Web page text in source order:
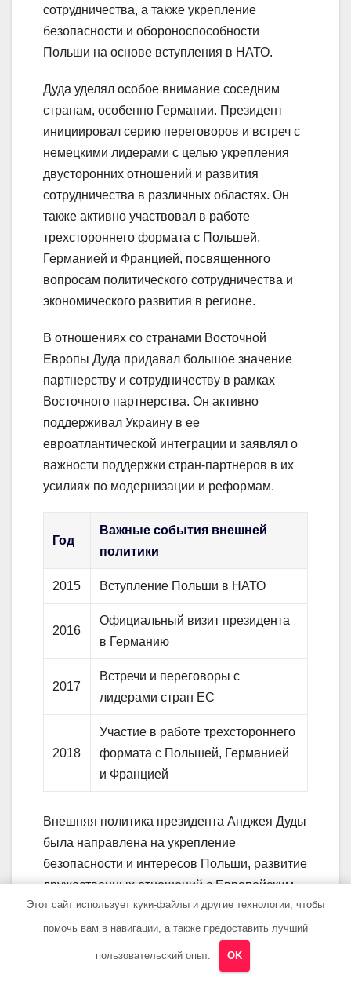
сотрудничества, а также укрепление
безопасности и обороноспособности
Польши на основе вступления в НАТО.
Дуда уделял особое внимание соседним
странам, особенно Германии. Президент
инициировал серию переговоров и встреч с
немецкими лидерами с целью укрепления
двусторонних отношений и развития
сотрудничества в различных областях. Он
также активно участвовал в работе
трехстороннего формата с Польшей,
Германией и Францией, посвященного
вопросам политического сотрудничества и
экономического развития в регионе.
В отношениях со странами Восточной
Европы Дуда придавал большое значение
партнерству и сотрудничеству в рамках
Восточного партнерства. Он активно
поддерживал Украину в ее
евроатлантической интеграции и заявлял о
важности поддержки стран-партнеров в их
усилиях по модернизации и реформам.
Год
Важные события внешней
политики
2015 Вступление Польши в НАТО
2016
Официальный визит президента
в Германию
2017
Встречи и переговоры с
лидерами стран ЕС
2018
Участие в работе трехстороннего
формата с Польшей, Германией
и Францией
Внешняя политика президента Анджея Дуды
была направлена на укрепление
безопасности и интересов Польши, развитие
дружественных отношений с Европейским
союзом и странами Восточной Европы. С его
активной поддержкой внешнеполитических
инициатив Польша смогла укрепить свою
международную репутацию и стать
Этот сайт использует куки-файлы и другие технологии, чтобы
помочь вам в навигации, а также предоставить лучший
пользовательский опыт. OK